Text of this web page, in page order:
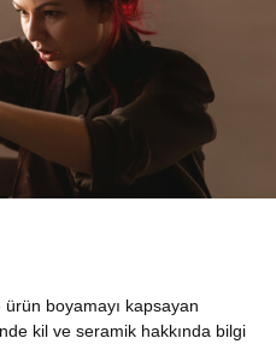
boyamayı kapsayan
kil ve seramik hakkında bilgi